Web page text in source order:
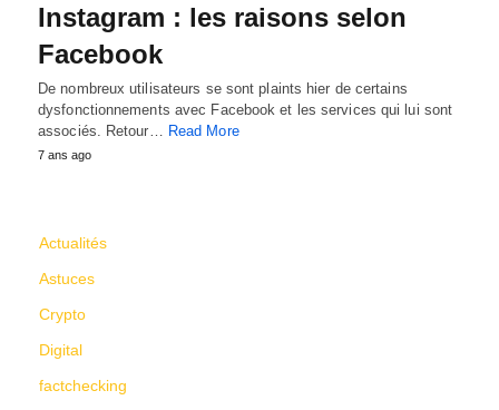
Instagram : les raisons selon
Facebook
De nombreux utilisateurs se sont plaints hier de certains
dysfonctionnements avec Facebook et les services qui lui sont
associés. Retour… Read More
7 ans ago
Actualités
Astuces
Crypto
Digital
factchecking